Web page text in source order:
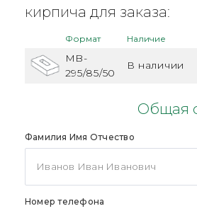
кирпича для заказа:
Формат Наличие
MB-
295/85/50
В наличии
Общая
Фамилия Имя Отчество
Номер телефона